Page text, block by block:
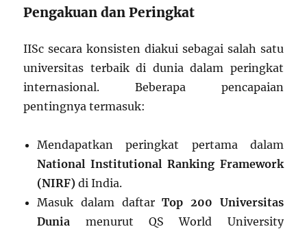
Pengakuan dan Peringkat
IISc secara konsisten diakui sebagai salah satu
universitas terbaik di dunia dalam peringkat
internasional. Beberapa pencapaian
pentingnya termasuk:
Mendapatkan peringkat pertama dalam
National Institutional Ranking Framework
(NIRF) di India.
Masuk dalam daftarTop 200 Universitas
Dunia menurut QS World University